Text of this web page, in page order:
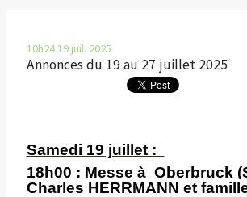
10h2419juil. 2025
Annonces du 19 au 27 juillet 2025
Samedi 19 juillet :
18h00 : Messe à Oberbruck
Charles HERRMANN et